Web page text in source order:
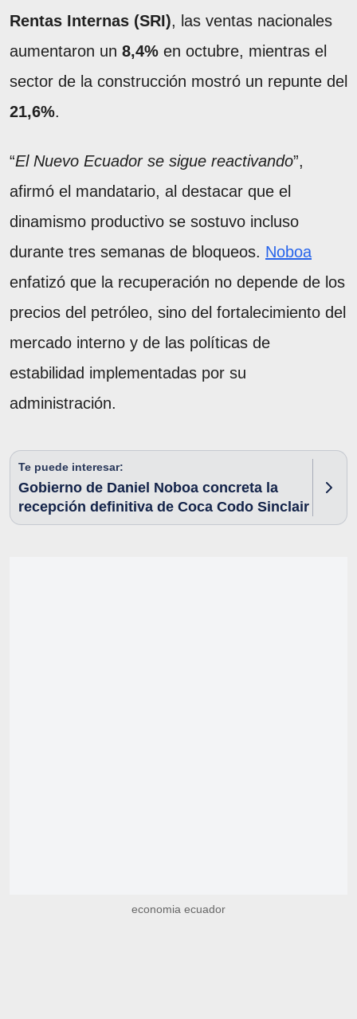
Rentas Internas (SRI), las ventas nacionales
aumentaron un 8,4% en octubre, mientras el
sector de la construcción mostró un repunte del
21,6%.
“El Nuevo Ecuador se sigue reactivando”,
afirmó el mandatario, al destacar que el
dinamismo productivo se sostuvo incluso
durante tres semanas de bloqueos. Noboa
enfatizó que la recuperación no depende de los
precios del petróleo, sino del fortalecimiento del
mercado interno y de las políticas de
estabilidad implementadas por su
administración.
Te puede interesar:
Gobierno de Daniel Noboa concreta la
recepción definitiva de Coca Codo Sinclair
economia ecuador